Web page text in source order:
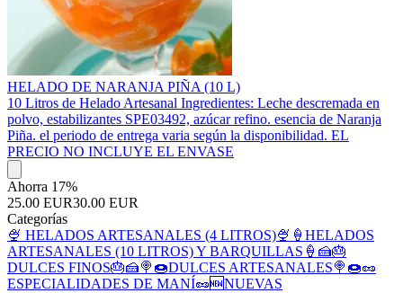
HELADO DE NARANJA PIÑA (10 L)
10 Litros de Helado Artesanal Ingredientes: Leche descremada en
polvo, estabilizantes SPE03492, azúcar refino. esencia de Naranja
Piña. el periodo de entrega varia según la disponibilidad. EL
PRECIO NO INCLUYE EL ENVASE
Ahorra 17%
25.00 EUR30.00 EUR
Categorías
🍨 HELADOS ARTESANALES (4 LITROS)🍨 🍦HELADOS
ARTESANALES (10 LITROS) Y BARQUILLAS🍦 🍰🎂
DULCES FINOS🎂🍰🍭🍩DULCES ARTESANALES🍭🍩🥜
ESPECIALIDADES DE MANÍ🥜🆕NUEVAS